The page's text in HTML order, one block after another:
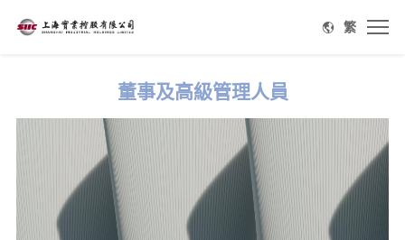
繁
董事及高級管理人員